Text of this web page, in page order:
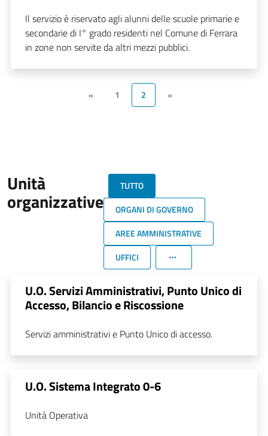
Il servizio è riservato agli alunni delle scuole primarie e
secondarie di I° grado residenti nel Comune di Ferrara
in zone non servite da altri mezzi pubblici.
« 1 2 »
Unità
organizzative
TUTTO
ORGANI DI GOVERNO
AREE AMMINISTRATIVE
UFFICI
U.O. Servizi Amministrativi, Punto Unico di
Accesso, Bilancio e Riscossione
Servizi amministrativi e Punto Unico di accesso.
U.O. Sistema Integrato 0-6
Unità Operativa